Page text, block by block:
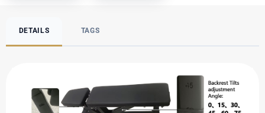
DETAILS TAGS